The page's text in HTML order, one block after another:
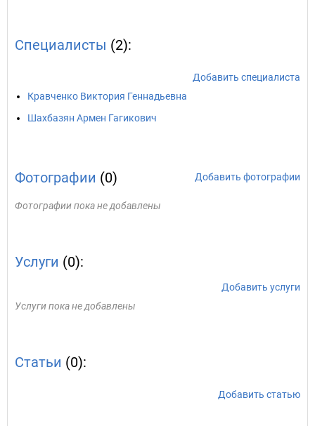
Специалисты (2):
Добавить специалиста
Кравченко Виктория Геннадьевна
Шахбазян Армен Гагикович
Фотографии (0) Добавить фотографии
Фотографии пока не добавлены
Услуги (0):
Добавить услуги
Услуги пока не добавлены
Статьи (0):
Добавить статью